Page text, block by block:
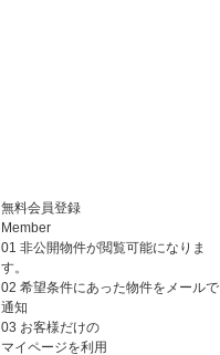
無料会員登録
Member
01 非公開物件が閲覧可能になりま
す。
02 希望条件にあった物件をメールで
通知
03 お客様だけの
マイページを利用